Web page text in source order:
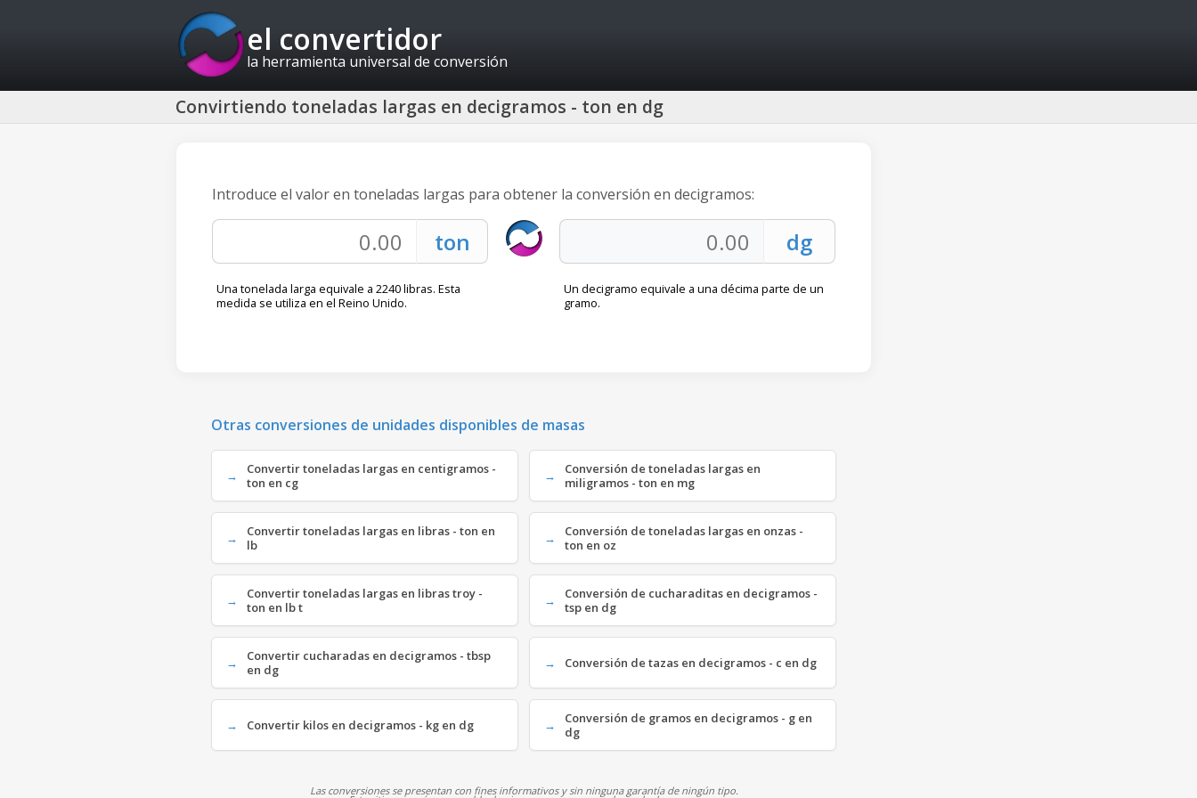
el convertidor
la herramienta universal de conversión
Convirtiendo toneladas largas en decigramos - ton en dg
Introduce el valor en toneladas largas para obtener la conversión en decigramos:
Una tonelada larga equivale a 2240 libras. Esta
medida se utiliza en el Reino Unido.
Un decigramo equivale a una décima parte de un
gramo.
Otras conversiones de unidades disponibles de masas
Convertir toneladas largas en centigramos -
ton en cg
Conversión de toneladas largas en
miligramos - ton en mg
Convertir toneladas largas en libras - ton en
lb
Conversión de toneladas largas en onzas -
ton en oz
Convertir toneladas largas en libras troy -
ton en lb t
Conversión de cucharaditas en decigramos -
tsp en dg
Convertir cucharadas en decigramos - tbsp
en dg
Conversión de tazas en decigramos - c en dg
Convertir kilos en decigramos - kg en dg
Conversión de gramos en decigramos - g en
dg
Las conversiones se presentan con fines informativos y sin ninguna garantía de ningún tipo.